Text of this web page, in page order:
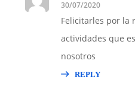
30/07/2020
Felicitarles por la
actividades que
nosotros
REPLY